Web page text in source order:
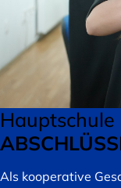
Hauptschule
Als kooperative